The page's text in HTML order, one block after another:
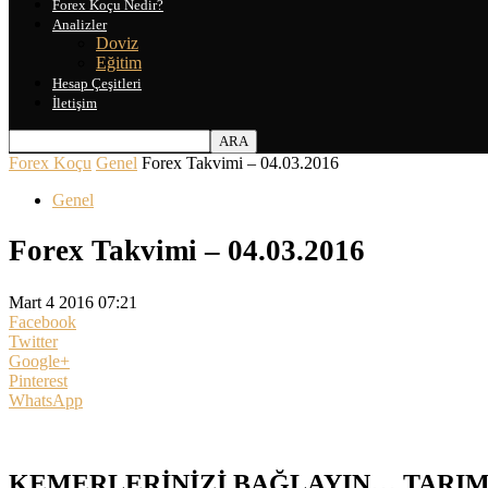
Forex Koçu Nedir?
Analizler
Doviz
Eğitim
Hesap Çeşitleri
İletişim
Forex Koçu Genel Forex Takvimi – 04.03.2016
Genel
Forex Takvimi – 04.03.2016
Mart 4 2016 07:21
Facebook
Twitter
Google+
Pinterest
WhatsApp